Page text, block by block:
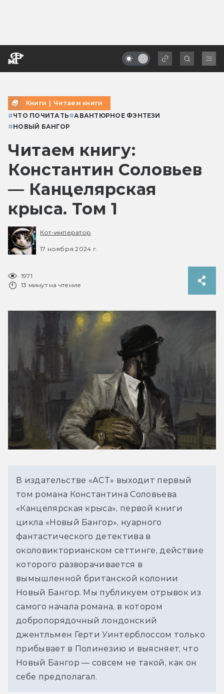
Книги | Читаем книги
#ЧТО ПОЧИТАТЬ#АВАНТЮРНОЕ ФЭНТЕЗИ
#НОВЫЙ БАНГОР
Читаем книгу:
Константин Соловьев
— Канцелярская
крыса. Том 1
Кот-император
17 ноября 2024 г.
1971
13 минут на чтение
В издательстве «АСТ» выходит первый
том романа Константина Соловьева
«Канцелярская крыса», первой книги
цикла «Новый Бангор», нуарного
фантастического детектива в
околовикторианском сеттинге, действие
которого разворачивается в
вымышленной британской колонии
Новый Бангор. Мы публикуем отрывок из
самого начала романа, в котором
добропорядочный лондонский
джентльмен Герти Уинтерблоссом только
прибывает в Полинезию и выясняет, что
Новый Бангор — совсем не такой, как он
себе предполагал.